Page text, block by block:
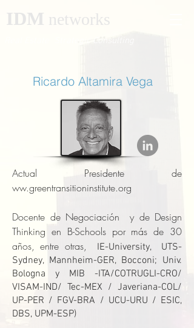
IDM networks
Ricardo Altamira Vega
Actual Presidente de
ww.greentransitioninstitute.org
Docente de Negociación y de Design
Thinking en B-Schools por más de 30
años, entre otras,
IE-University, UTS-
Sydney, Mannheim-GER, Bocconi; Univ.
Bologna y MIB -ITA/COTRUGLI-CRO/
VISAM-IND/ Tec-MEX / Javeriana-COL/
UP-PER / FGV-BRA / UCU-URU / ESIC,
DBS, UPM-ESP)